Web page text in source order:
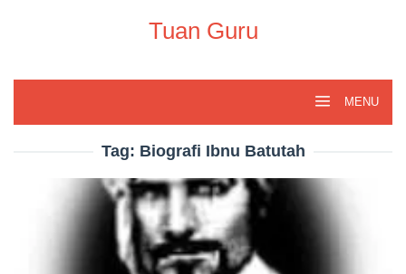
Tuan Guru
MENU
Tag: Biografi Ibnu Batutah